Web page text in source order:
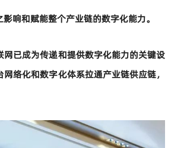
响和赋能整个产业链的数字化能力。
已成为传递和提供数字化能力的关键设
络化和数字化体系拉通产业链供应链，